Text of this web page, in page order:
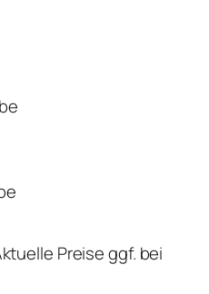
Preise ggf. bei